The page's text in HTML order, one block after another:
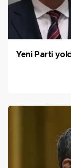
Yeni Parti